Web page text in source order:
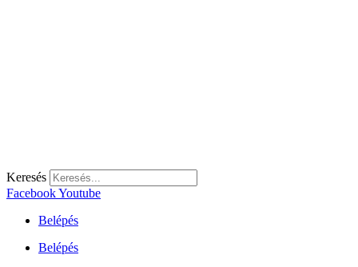
Keresés
FacebookYoutube
Belépés
Belépés